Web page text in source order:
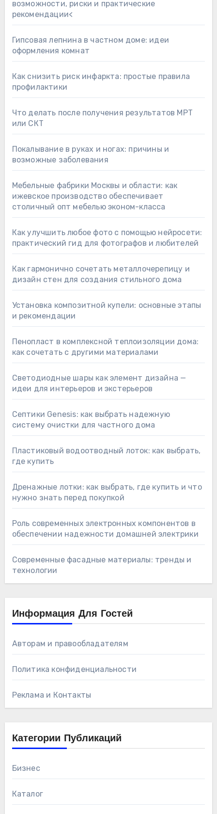
возможности, риски и практические
рекомендации<
Гипсовая лепнина в частном доме: идеи
оформления комнат
Как снизить риск инфаркта: простые правила
профилактики
Что делать после получения результатов МРТ
или СКТ
Покалывание в руках и ногах: причины и
возможные заболевания
Мебельные фабрики Москвы и области: как
ижевское производство обеспечивает
столичный опт мебелью эконом-класса
Как улучшить любое фото с помощью нейросети:
практический гид для фотографов и любителей
Как гармонично сочетать металлочерепицу и
дизайн стен для создания стильного дома
Установка композитной купели: основные этапы
и рекомендации
Пенопласт в комплексной теплоизоляции дома:
как сочетать с другими материалами
Светодиодные шары как элемент дизайна —
идеи для интерьеров и экстерьеров
Септики Genesis: как выбрать надежную
систему очистки для частного дома
Пластиковый водоотводный лоток: как выбрать,
где купить
Дренажные лотки: как выбрать, где купить и что
нужно знать перед покупкой
Роль современных электронных компонентов в
обеспечении надежности домашней электрики
Современные фасадные материалы: тренды и
технологии
Информация Для Гостей
Авторам и правообладателям
Политика конфиденциальности
Реклама и Контакты
Категории Публикаций
Бизнес
Каталог